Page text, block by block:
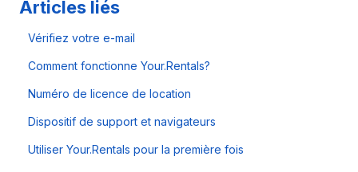
Articles liés
Vérifiez votre e-mail
Comment fonctionne Your.Rentals?
Numéro de licence de location
Dispositif de support et navigateurs
Utiliser Your.Rentals pour la première fois